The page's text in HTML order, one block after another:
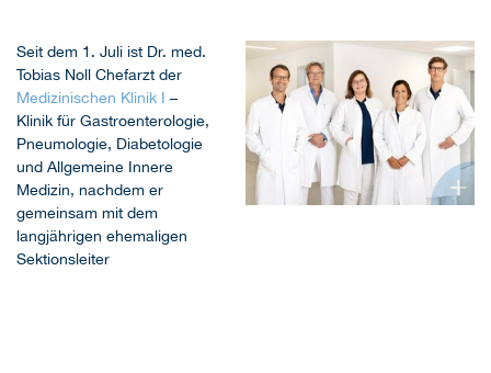
+
Seit dem 1. Juli ist Dr. med.
Tobias Noll Chefarzt der
Medizinischen Klinik I –
Klinik für Gastroenterologie,
Pneumologie, Diabetologie
und Allgemeine Innere
Medizin, nachdem er
gemeinsam mit dem
langjährigen ehemaligen
Sektionsleiter